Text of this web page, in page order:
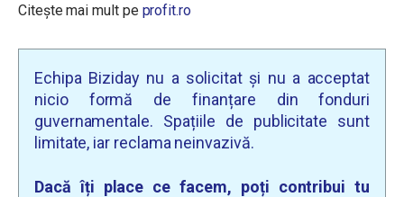
Citește mai mult pe profit.ro
Echipa Biziday nu a solicitat și nu a acceptat
nicio formă de finanțare din fonduri
guvernamentale. Spațiile de publicitate sunt
limitate, iar reclama neinvazivă.
Dacă îți place ce facem, poți contribui tu